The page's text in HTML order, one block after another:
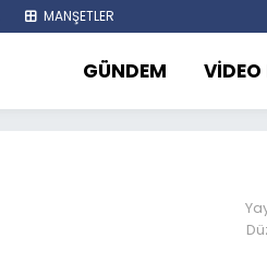
MANŞETLER
GÜNDEM VİDEO